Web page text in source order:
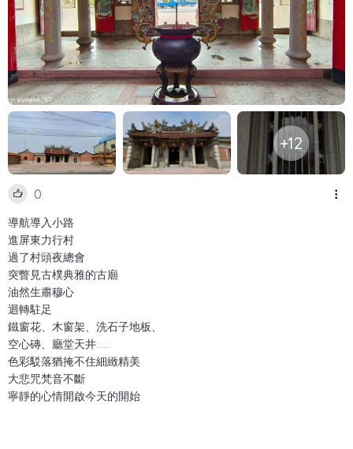
+12
0
導航導入小路
進屏東力行村
過了村頭夜總會
突瞥見古樸典雅的古廟
油然生肅穆心
迴轉駐足
鐵窗花、木窗架、洗石子地板、
空心磚、廳堂天井……
色彩駁落猶掩不住細緻精美
大悲咒梵音不斷
寧靜的心情開啟今天的開始